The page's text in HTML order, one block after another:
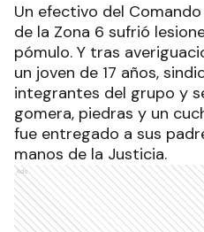
Un efectivo del
de la Zona 6 sufrió
pómulo. Y tras
un joven de 17 años,
integrantes del grupo y
gomera, piedras y un
fue entregado a sus
manos de la Justicia.
Ads